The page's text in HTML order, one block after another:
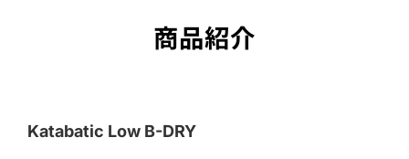
商品紹介
Katabatic Low B-DRY